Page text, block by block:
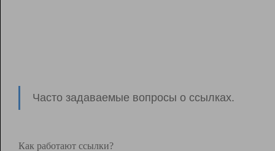
Часто задаваемые вопросы о ссылках.
Как работают ссылки?